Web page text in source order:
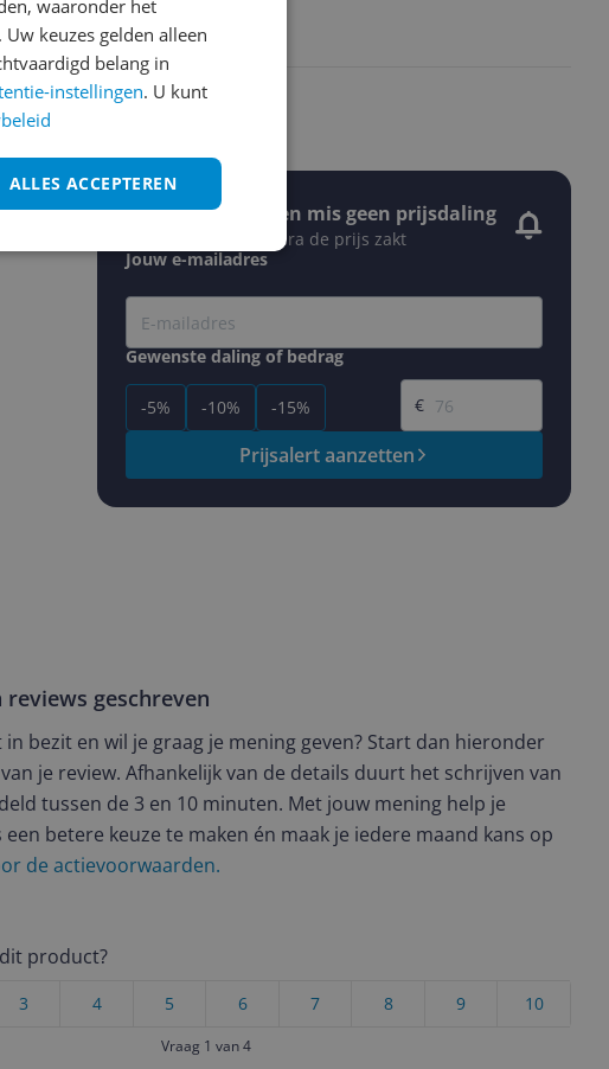
Alles
Stel een alert in en mis geen prijsdaling
Krijg een seintje zodra de prijs zakt
Jouw e-mailadres
Gewenste daling of bedrag
-5% -10% -15%
Gewenste prijs
€
Prijsalert aanzetten
reviews geschreven
bezit en wil je graag je mening geven? Start dan hieronder
je review. Afhankelijk van de details duurt het schrijven van
tussen de 3 en 10 minuten. Met jouw mening help je
betere keuze te maken én maak je iedere maand kans op
de actievoorwaarden.
product?
10
9
8
7
6
5
4
3
Vraag 1 van 4
waaronder het
keuzes gelden alleen
belang in
instellingen. U kunt
ALLES ACCEPTEREN